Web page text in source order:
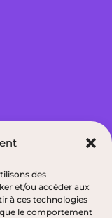
des
et/ou accéder aux
à ces technologies
le comportement
Hamel Blvd
G8B 5N3